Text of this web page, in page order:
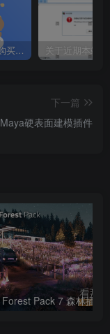
致近期网站付费购买资源及会员用户后，网页显示依然没有购买解决方法！
下一篇
Maya硬表面建模插件